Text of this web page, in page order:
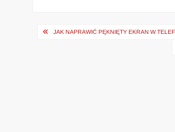
Nawigacja
JAK NAPRAWIĆ PĘKNIĘTY EKRAN W